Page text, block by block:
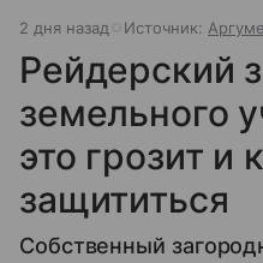
2 дня назад Источник:
Рейдерский
земельного
это грозит и
защититься
Собственный